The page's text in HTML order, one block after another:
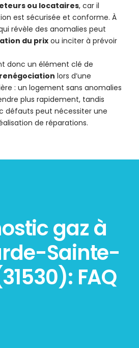
ou locataires, car il
est sécurisée et conforme. À
révèle des anomalies peut
du prix ou inciter à prévoir
donc un élément clé de
lors d’une
: un logement sans anomalies
plus rapidement, tandis
défauts peut nécessiter une
de réparations.
gaz à
Sainte-
FAQ